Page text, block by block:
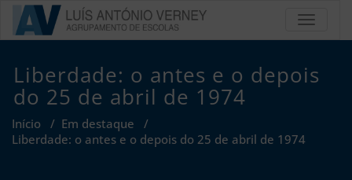
content
de
Liberdade: o antes e o depois
do 25 de abril de 1974
Início / Em destaque /
Liberdade: o antes e o depois do 25 de abril de 1974